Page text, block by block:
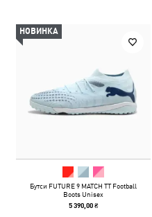
НОВИНКА
Бутси FUTURE 9 MATCH TT Football
Boots Unisex
5 390,00 ₴